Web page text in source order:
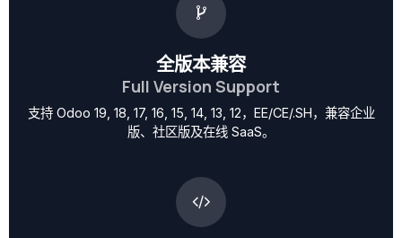
全版本兼容
Full Version Support
支持 Odoo 19, 18, 17, 16, 15, 14, 13, 12，EE/CE/.SH，兼容企业
版、社区版及在线 SaaS。